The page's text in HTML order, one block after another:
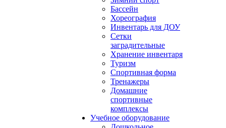
Бассейн
Хореография
Инвентарь для ДОУ
Сетки
заградительные
Хранение инвентаря
Туризм
Спортивная форма
Тренажеры
Домашние
спортивные
комплексы
Учебное оборудование